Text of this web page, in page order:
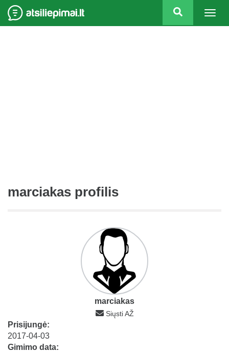
marciakas profilis
marciakas
Siųsti AŽ
Prisijungė:
2017-04-03
Gimimo data: